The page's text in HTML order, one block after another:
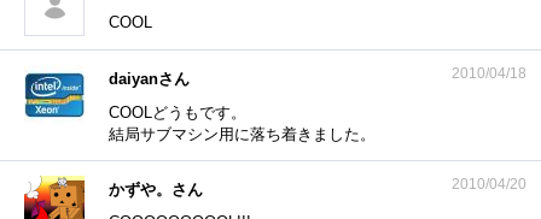
COOL
daiyanさん 2010/04/18
COOLどうもです。
結局サブマシン用に落ち着きました。
かずや。さん 2010/04/20